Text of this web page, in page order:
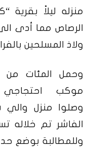
منزله ليلاً بقرية
الرصاص مما أدى
ولاذ المسلحين
وحمل المئات من
موكب احتجاجي
وصلوا منزل والي
الفاشر تم خلاله
وللمطالبة بوضع